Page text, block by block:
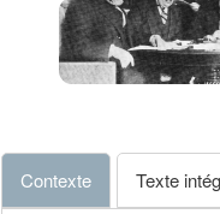
Contexte Texte